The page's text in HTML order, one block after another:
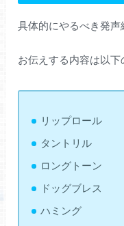
具体的にやるべき発声
お伝えする内容は以下
リップロール
タントリル
ロングトーン
ドッグブレス
ハミング